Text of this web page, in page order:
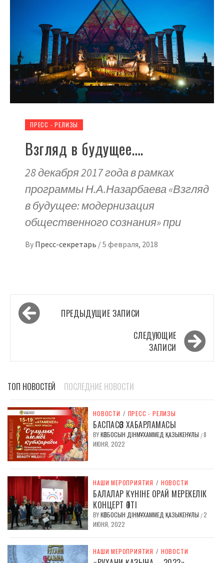
ПРЕСС - РЕЛИЗЫ
Взгляд в будущее….
28 декабря 2017 года в рамках
программы Н.А.Назарбаева «Взгляд
в будущее: модернизация
общественного сознания» при
By Пресс-секретарь /5 февраля, 2018
Навигация
по
ПРЕДЫДУЩИЕ ЗАПИСИ
СЛЕДУЮЩИЕ
ЗАПИСИ
ТОП НОВОСТЕЙ ПОСЛЕДНИЕ НОВОСТИ
НОВОСТИ / ПРЕСС - РЕЛИЗЫ
БАСПАСӨЗ ХАБАРЛАМАСЫ
BYКӨПБОСЫН ДІНМҰХАММЕД ҚАЗЫКЕНҰЛЫ /8
ИЮНЯ, 2022
НАШИ МЕРОПРИЯТИЯ / НОВОСТИ
БАЛАЛАР КҮНІНЕ ОРАЙ МЕРЕКЕЛІК
КОНЦЕРТ ӨТТІ
BYКӨПБОСЫН ДІНМҰХАММЕД ҚАЗЫКЕНҰЛЫ /2
ИЮНЯ, 2022
НАШИ МЕРОПРИЯТИЯ / НОВОСТИ